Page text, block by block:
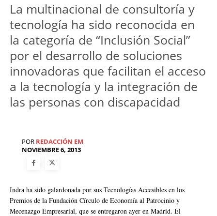
La multinacional de consultoría y
tecnología ha sido reconocida en
la categoría de “Inclusión Social”
por el desarrollo de soluciones
innovadoras que facilitan el acceso
a la tecnología y la integración de
las personas con discapacidad
POR REDACCIÓN EM
NOVIEMBRE 6, 2013
Indra ha sido galardonada por sus Tecnologías Accesibles en los
Premios de la Fundación Círculo de Economía al Patrocinio y
Mecenazgo Empresarial, que se entregaron ayer en Madrid. El